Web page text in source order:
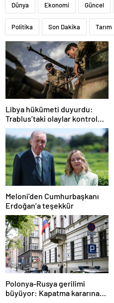
Dünya Ekonomi Güncel
Politika Son Dakika Tarım
Libya hükümeti duyurdu:
Trablus’taki olaylar kontrol
altında
Meloni’den Cumhurbaşkanı
Erdoğan’a teşekkür
Polonya-Rusya gerilimi
büyüyor: Kapatma kararına